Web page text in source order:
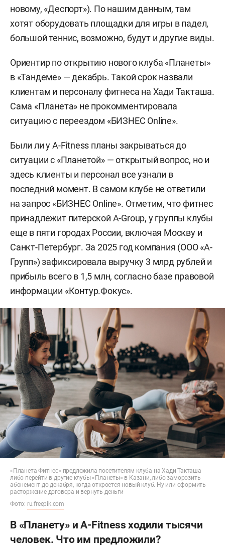
новому, «Деспорт»). По нашим данным, там
хотят оборудовать площадки для игры в падел,
большой теннис, возможно, будут и другие виды.
Ориентир по открытию нового клуба «Планеты»
в «Тандеме» — декабрь. Такой срок назвали
клиентам и персоналу фитнеса на Хади Такташа.
Сама «Планета» не прокомментировала
ситуацию с переездом «БИЗНЕС Online».
Были ли у A-Fitness планы закрываться до
ситуации с «Планетой» — открытый вопрос, но и
здесь клиенты и персонал все узнали в
последний момент. В самом клубе не ответили
на запрос «БИЗНЕС Online». Отметим, что фитнес
принадлежит питерской A-Group, у группы клубы
еще в пяти городах России, включая Москву и
Санкт-Петербург. За 2025 год компания (ООО «А-
Групп») зафиксировала выручку 3 млрд рублей и
прибыль всего в 1,5 млн, согласно базе правовой
информации «Контур.Фокус».
«Планета Фитнес» предложила посетителям клуба на Хади Такташа
либо перейти в другие клубы «Планеты» в Казани, либо заморозить
абонемент до декабря, когда откроется новый клуб. Ну или оформить
расторжение договора и вернуть деньги
Фото: ru.freepik.com
В «Планету» и A-Fitness ходили тысячи
человек. Что им предложили?